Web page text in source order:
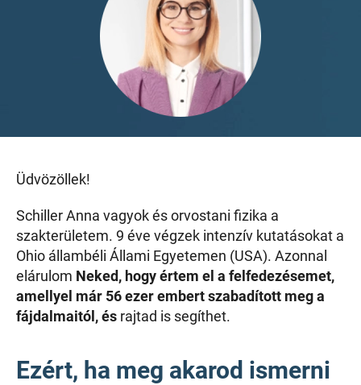
Üdvözöllek!
Schiller Anna vagyok és orvostani fizika a
szakterületem. 9 éve végzek intenzív kutatásokat a
Ohio állambéli Állami Egyetemen (USA). Azonnal
elárulom Neked, hogy értem el a felfedezésemet,
amellyel már 56 ezer embert szabadított meg a
fájdalmaitól, és rajtad is segíthet.
Ezért, ha meg akarod ismerni